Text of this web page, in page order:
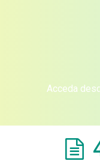
Acceda